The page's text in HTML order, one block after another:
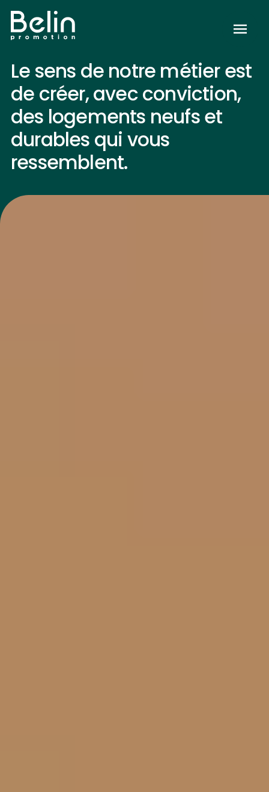
Le sens de notre métier est
de créer, avec conviction,
des logements neufs et
durables qui vous
ressemblent.